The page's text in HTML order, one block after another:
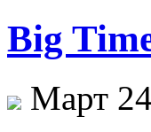
Big
Март